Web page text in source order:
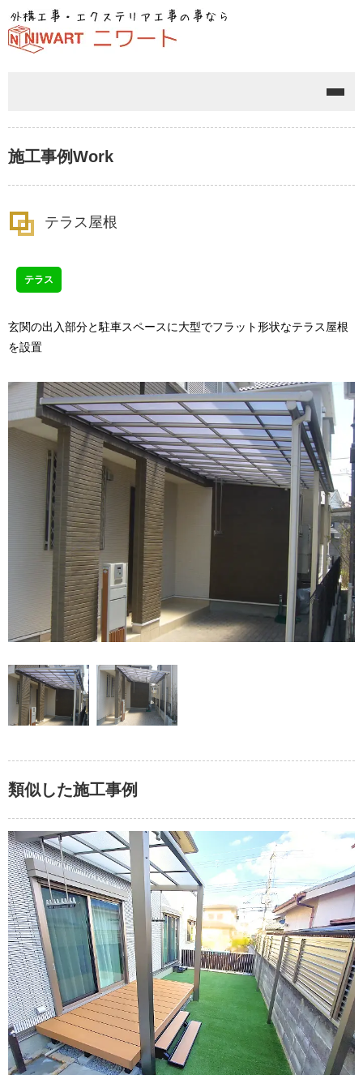
メニ
施工事例Work
テラス屋根
テラス
玄関の出入部分と駐車スペースに大型でフラット形状なテラス屋根
を設置
類似した施工事例